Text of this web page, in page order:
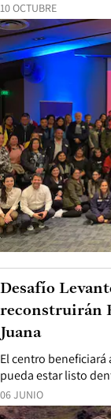
10 OCTUBRE
06 JUNIO
El centro beneficiará
pueda estar listo
Desafío
reconstruirán
Juana